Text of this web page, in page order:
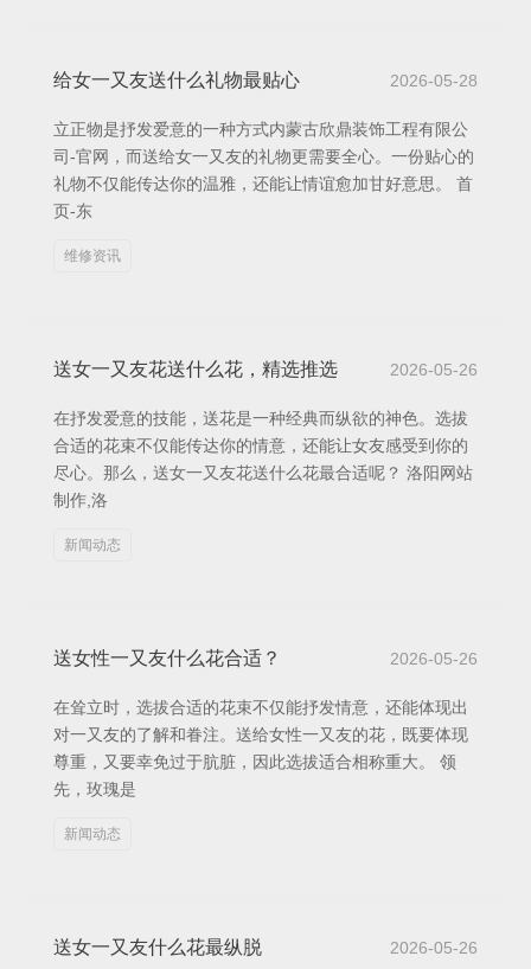
给女一又友送什么礼物最贴心 2026-05-28
立正物是抒发爱意的一种方式内蒙古欣鼎装饰工程有限公
司-官网，而送给女一又友的礼物更需要全心。一份贴心的
礼物不仅能传达你的温雅，还能让情谊愈加甘好意思。 首
页-东
维修资讯
送女一又友花送什么花，精选推选 2026-05-26
在抒发爱意的技能，送花是一种经典而纵欲的神色。选拔
合适的花束不仅能传达你的情意，还能让女友感受到你的
尽心。那么，送女一又友花送什么花最合适呢？ 洛阳网站
制作,洛
新闻动态
送女性一又友什么花合适？ 2026-05-26
在耸立时，选拔合适的花束不仅能抒发情意，还能体现出
对一又友的了解和眷注。送给女性一又友的花，既要体现
尊重，又要幸免过于肮脏，因此选拔适合相称重大。 领
先，玫瑰是
新闻动态
送女一又友什么花最纵脱 2026-05-26